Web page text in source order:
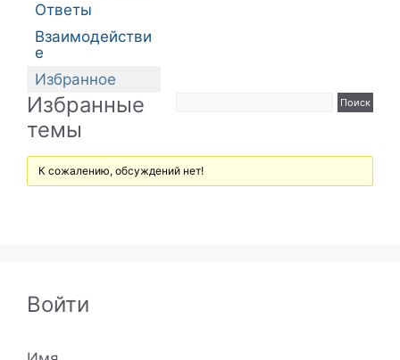
Ответы
Взаимодействи
е
Избранное
Избранные
темы
К сожалению, обсуждений нет!
Войти